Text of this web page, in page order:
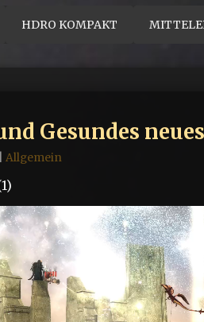
HDRO KOMPAKT
Gesundes
Allgemein
1)